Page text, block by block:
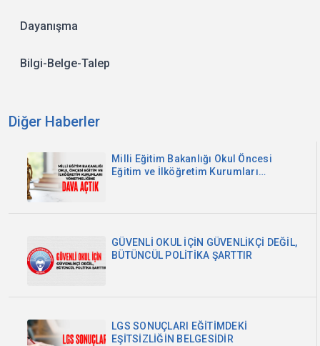
Dayanışma
Bilgi-Belge-Talep
Diğer Haberler
Milli Eğitim Bakanlığı Okul Öncesi
Eğitim ve İlköğretim Kurumları
GÜVENLİ OKUL İÇİN GÜVENLİKÇİ DEĞİL,
BÜTÜNCÜL POLİTİKA ŞARTTIR
LGS SONUÇLARI EĞİTİMDEKİ
EŞİTSİZLİĞİN BELGESİDİR